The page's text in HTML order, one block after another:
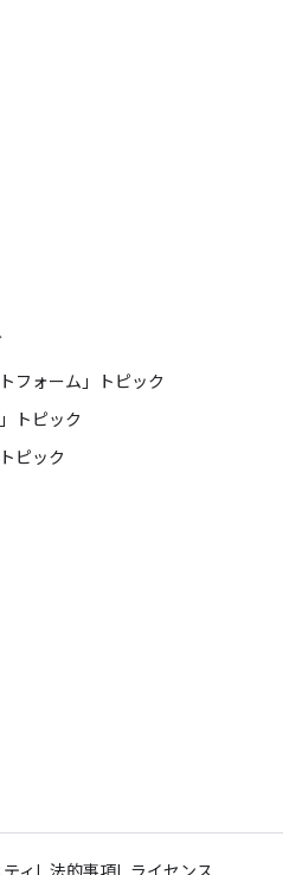
フォーム」トピック
トピック
ピック